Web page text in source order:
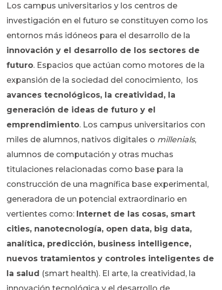
Los campus universitarios y los centros de
investigación en el futuro se constituyen como los
entornos más idóneos para el desarrollo de la
innovación y el desarrollo de los sectores de
futuro. Espacios que actúan como motores de la
expansión de la sociedad del conocimiento, los
avances tecnológicos, la creatividad, la
generación de ideas de futuro y el
emprendimiento. Los campus universitarios con
miles de alumnos, nativos digitales o millenials,
alumnos de computación y otras muchas
titulaciones relacionadas como base para la
construcción de una magnífica base experimental,
generadora de un potencial extraordinario en
vertientes como: Internet de las cosas, smart
cities, nanotecnología, open data, big data,
analítica, predicción, business intelligence,
nuevos tratamientos y controles inteligentes de
la salud (smart health). El arte, la creatividad, la
innovación tecnológica y el desarrollo de